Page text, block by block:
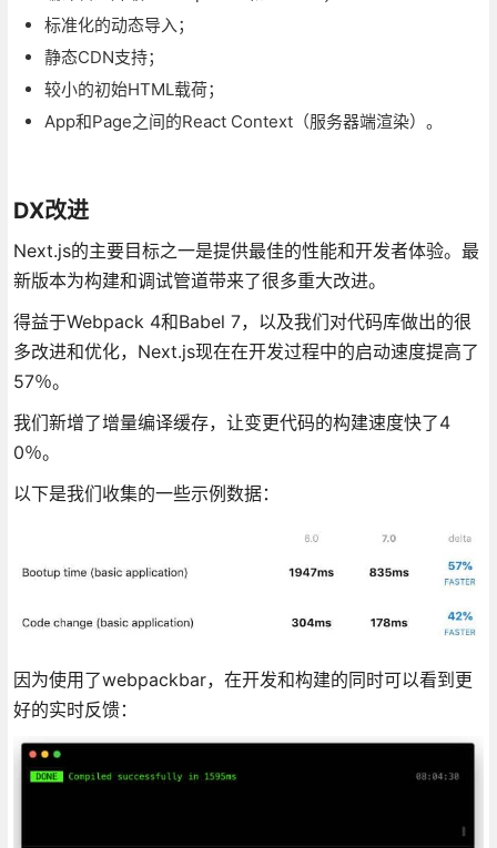
标准化的动态导入；
静态CDN支持；
较小的初始HTML载荷；
App和Page之间的React Context（服务器端渲染）。
DX改进
Next.js的主要目标之一是提供最佳的性能和开发者体验。最
新版本为构建和调试管道带来了很多重大改进。
得益于Webpack 4和Babel 7，以及我们对代码库做出的很
多改进和优化，Next.js现在在开发过程中的启动速度提高了
57％。
我们新增了增量编译缓存，让变更代码的构建速度快了4
0％。
以下是我们收集的一些示例数据：
因为使用了webpackbar，在开发和构建的同时可以看到更
好的实时反馈：